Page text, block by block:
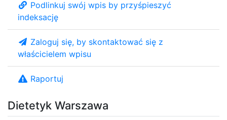
Dietetyk Warszawa
Podlinkuj swój wpis by przyśpieszyć
indeksację
Zaloguj się, by skontaktować się z
właścicielem wpisu
Raportuj